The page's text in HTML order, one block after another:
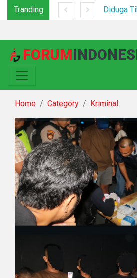
Tranding
FORUM
Home Category Kriminal